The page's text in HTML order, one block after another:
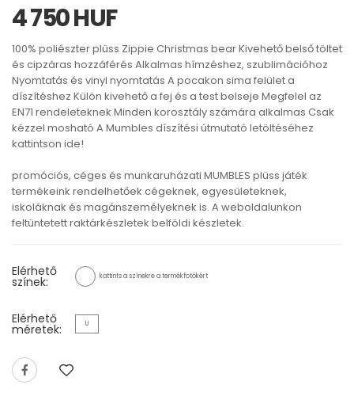
4 750 HUF
100% poliészter plüss Zippie Christmas bear Kivehető belső töltet
és cipzáras hozzáférés Alkalmas hímzéshez, szublimációhoz
Nyomtatás és vinyl nyomtatás A pocakon sima felület a
díszítéshez Külön kivehető a fej és a test belseje Megfelel az
EN71 rendeleteknek Minden korosztály számára alkalmas Csak
kézzel mosható A Mumbles díszítési útmutató letöltéséhez
kattintson ide!
promóciós, céges és munkaruházati MUMBLES plüss játék
termékeink rendelhetőek cégeknek, egyesületeknek,
iskoláknak és magánszemélyeknek is. A weboldalunkon
feltüntetett raktárkészletek belföldi készletek.
Elérhető
színek: kattints a színekre a termékfotókért
Elérhető
méretek: U